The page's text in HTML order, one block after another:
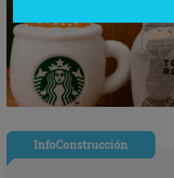
InfoConstrucción